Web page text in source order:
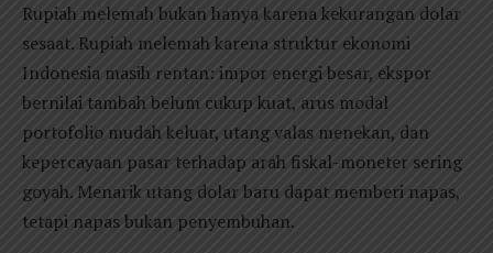
Rupiah melemah bukan hanya karena kekurangan dolar
sesaat. Rupiah melemah karena struktur ekonomi
Indonesia masih rentan: impor energi besar, ekspor
bernilai tambah belum cukup kuat, arus modal
portofolio mudah keluar, utang valas menekan, dan
kepercayaan pasar terhadap arah fiskal-moneter sering
goyah. Menarik utang dolar baru dapat memberi napas,
tetapi napas bukan penyembuhan.